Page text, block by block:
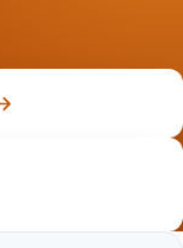
und bei